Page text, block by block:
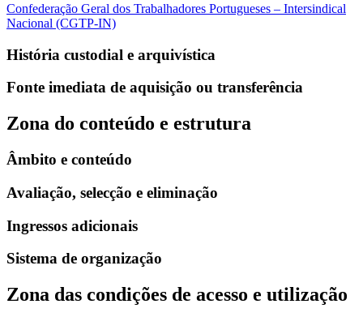
Confederação Geral dos Trabalhadores Portugueses – Intersindical
Nacional (CGTP-IN)
História custodial e arquivística
Fonte imediata de aquisição ou transferência
Zona do conteúdo e estrutura
Âmbito e conteúdo
Avaliação, selecção e eliminação
Ingressos adicionais
Sistema de organização
Zona das condições de acesso e utilização